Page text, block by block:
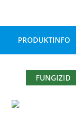
PRODUKTINFO
FUNGIZID